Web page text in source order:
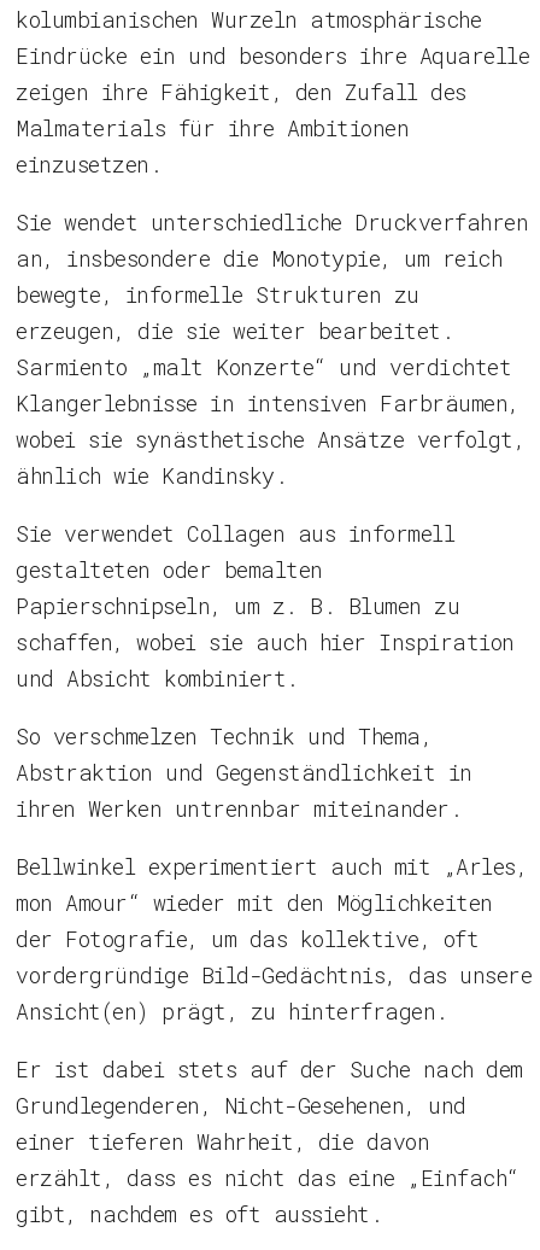
kolumbianischen Wurzeln atmosphärische
Eindrücke ein und besonders ihre Aquarelle
zeigen ihre Fähigkeit, den Zufall des
Malmaterials für ihre Ambitionen
einzusetzen.
Sie wendet unterschiedliche Druckverfahren
an, insbesondere die Monotypie, um reich
bewegte, informelle Strukturen zu
erzeugen, die sie weiter bearbeitet.
Sarmiento „malt Konzerte“ und verdichtet
Klangerlebnisse in intensiven Farbräumen,
wobei sie synästhetische Ansätze verfolgt,
ähnlich wie Kandinsky.
Sie verwendet Collagen aus informell
gestalteten oder bemalten
Papierschnipseln, um z. B. Blumen zu
schaffen, wobei sie auch hier Inspiration
und Absicht kombiniert.
So verschmelzen Technik und Thema,
Abstraktion und Gegenständlichkeit in
ihren Werken untrennbar miteinander.
Bellwinkel experimentiert auch mit „Arles,
mon Amour“ wieder mit den Möglichkeiten
der Fotografie, um das kollektive, oft
vordergründige Bild-Gedächtnis, das unsere
Ansicht(en) prägt, zu hinterfragen.
Er ist dabei stets auf der Suche nach dem
Grundlegenderen, Nicht-Gesehenen, und
einer tieferen Wahrheit, die davon
erzählt, dass es nicht das eine „Einfach“
gibt, nachdem es oft aussieht.